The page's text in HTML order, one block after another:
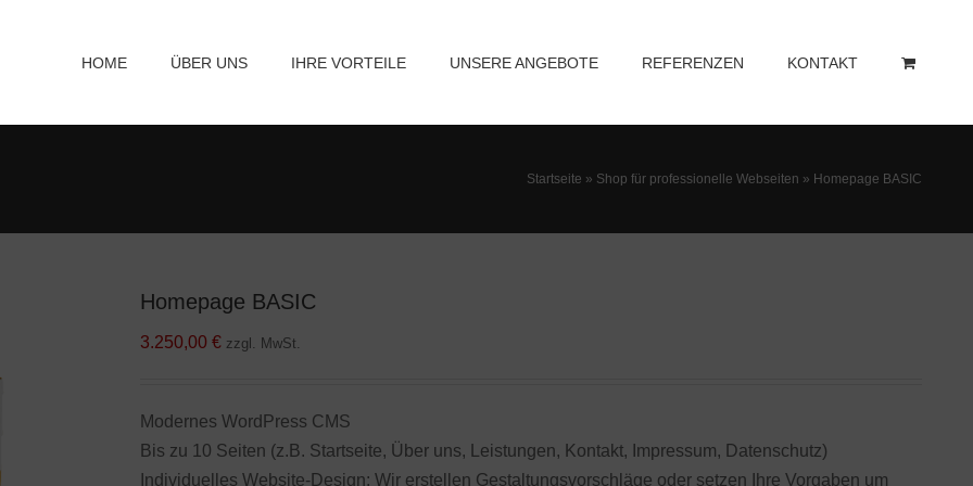
HOME ÜBER UNS IHRE VORTEILE UNSERE ANGEBOTE REFERENZEN KONTAKT
Startseite » Shop für professionelle Webseiten » Homepage BASIC
Homepage BASIC
3.250,00 € zzgl. MwSt.
Modernes WordPress CMS
Bis zu 10 Seiten (z.B. Startseite, Über uns, Leistungen, Kontakt, Impressum, Datenschutz)
Individuelles Website-Design: Wir erstellen Gestaltungsvorschläge oder setzen Ihre Vorgaben um